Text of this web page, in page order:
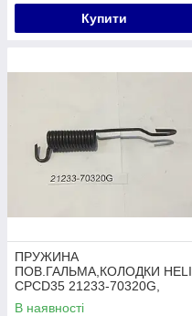
Купити
ПРУЖИНА
ПОВ.ГАЛЬМА,КОЛОДКИ HELI
CPCD35 21233-70320G,
21233-70320G
В наявності